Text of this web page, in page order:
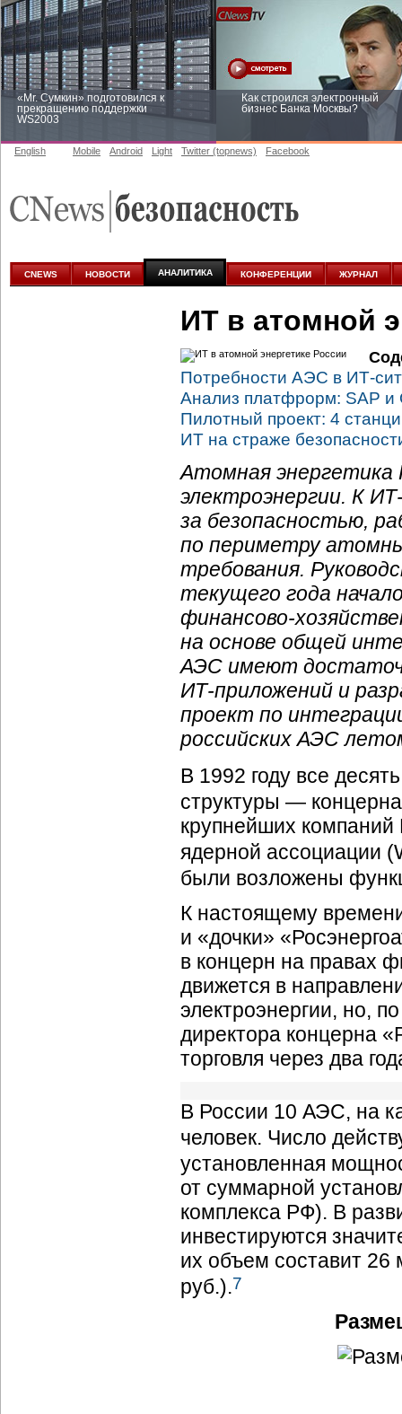
«Mr. Сумкин» подготовился к
прекращению поддержки
WS2003
Как строился электронный
бизнес Банка Москвы?
аналитике
English Mobile Android Light Twitter (topnews) Facebook
CNEWS НОВОСТИ АНАЛИТИКА КОНФЕРЕНЦИИ ЖУРНАЛ
ИТ в атомной
Потребности АЭС в ИТ-
Анализ платфрорм: SAP и
Пилотный проект: 4
ИТ на страже
Атомная
электроэнергии. К
за безопасностью,
по периметру
требования.
текущего года
финансово-
на основе общей
АЭС имеют
ИТ-приложений и
проект по
российских АЭС
В 1992 году все
структуры —
крупнейших
ядерной ассоциации
были возложены
К настоящему
и «дочки»
в концерн на правах
движется в
электроэнергии, но,
директора концерна
торговля через два
В России 10 АЭС, на
человек. Число
установленная
от суммарной
комплекса РФ). В
инвестируются
их объем составит
руб.).7